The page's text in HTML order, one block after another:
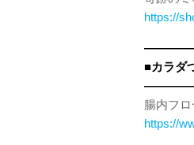
https://
■カラダ
腸内フ
https://